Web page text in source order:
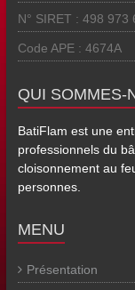
N° SIRET : 498 973
Code APE : 4674A
QUI SOMMES-
BatiFlam est une
professionnels du
cloisonnement au
personnes.
MENU
Présentation